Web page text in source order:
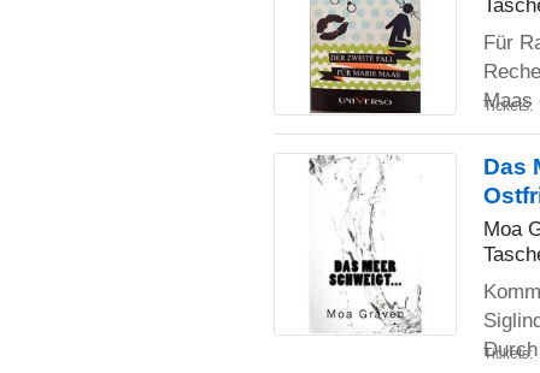
Für
Maas
Tickets:
Das
Moa
Tickets: